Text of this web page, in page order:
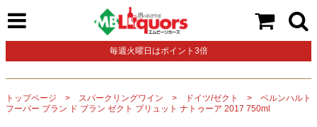
毎週火曜日はポイント3倍
トップページ スパークリングワイン ドイツ/ゼクト
ベルンハルト
フーバー ブラン ド ブラン ゼクト ブリュット ナトゥーア 2017 750ml